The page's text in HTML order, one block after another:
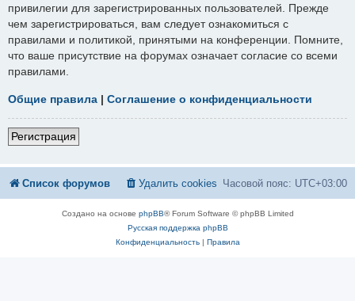
привилегии для зарегистрированных пользователей. Прежде
чем зарегистрироваться, вам следует ознакомиться с
правилами и политикой, принятыми на конференции. Помните,
что ваше присутствие на форумах означает согласие со всеми
правилами.
Общие правила | Соглашение о конфиденциальности
Регистрация
Список форумов Часовой пояс: UTC+03:00
Удалить cookies
Создано на основе phpBB® Forum Software © phpBB Limited
Русская поддержка phpBB
Конфиденциальность| Правила